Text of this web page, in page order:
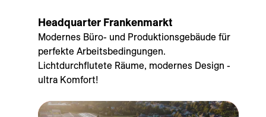
Headquarter Frankenmarkt
Modernes Büro- und Produktionsgebäude für
perfekte Arbeitsbedingungen.
Lichtdurchflutete Räume, modernes Design -
ultra Komfort!